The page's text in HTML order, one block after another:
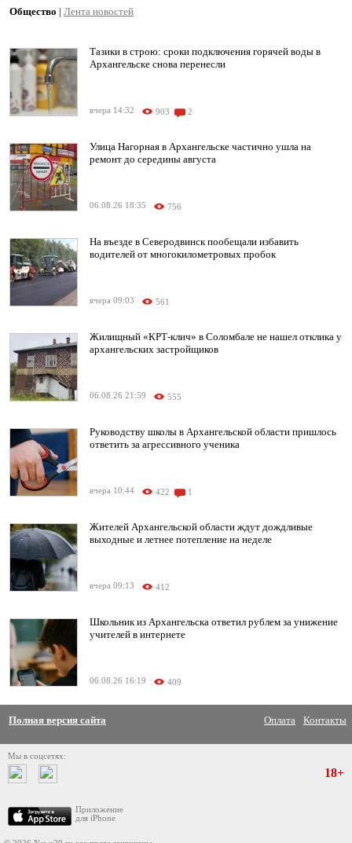
Общество | Лента новостей
Тазики в строю: сроки подключения горячей воды в
Архангельске снова перенесли
вчера 14:32 903 2
Улица Нагорная в Архангельске частично ушла на
ремонт до середины августа
06.08.26 18:35 756
На въезде в Северодвинск пообещали избавить
водителей от многокилометровых пробок
вчера 09:03 561
Жилищный «КРТ-клич» в Соломбале не нашел отклика у
архангельских застройщиков
06.08.26 21:59 555
Руководству школы в Архангельской области пришлось
ответить за агрессивного ученика
вчера 10:44 422 1
Жителей Архангельской области ждут дождливые
выходные и летнее потепление на неделе
вчера 09:13 412
Школьник из Архангельска ответил рублем за унижение
учителей в интернете
06.08.26 16:19 409
Полная версия сайта Оплата Контакты
Мы в соцсетях:
Приложение
для iPhone
18+